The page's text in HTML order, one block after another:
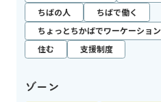
ちばの人
ちばで働く
ちょっとちかばでワーケーション
住む
支援制度
ゾーン